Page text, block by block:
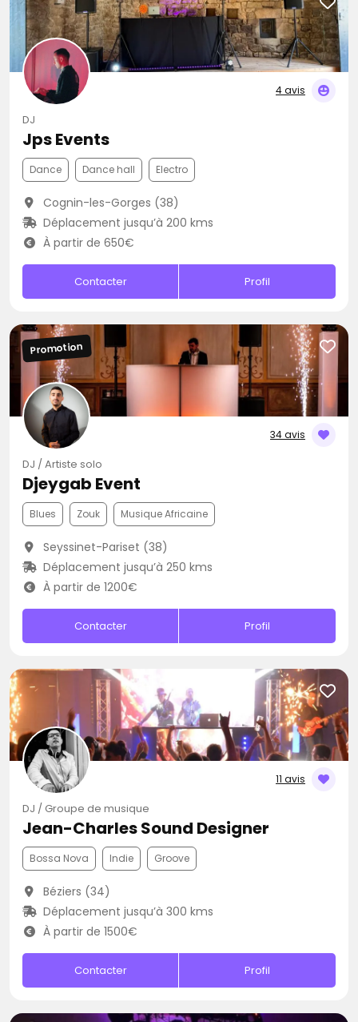
4 avis
DJ
Jps Events
Dance Dance hall Electro
Cognin-les-Gorges (38)
Déplacement jusqu’à 200 kms
À partir de 650€
Contacter Profil
34 avis
Promotion
DJ / Artiste solo
Djeygab Event
Blues Zouk Musique Africaine
Seyssinet-Pariset (38)
Déplacement jusqu’à 250 kms
À partir de 1200€
Contacter Profil
11 avis
DJ / Groupe de musique
Jean-Charles Sound Designer
Bossa Nova Indie Groove
Béziers (34)
Déplacement jusqu’à 300 kms
À partir de 1500€
Contacter Profil